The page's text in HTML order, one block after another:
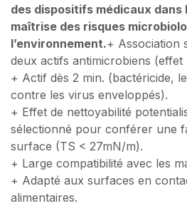
des dispositifs médicaux dans
maîtrise des risques
l’environnement.+ Association
deux actifs antimicrobiens (effet
+ Actif dès 2 min. (bactéricide,
contre les virus enveloppés).
+ Effet de nettoyabilité
sélectionné pour conférer une
surface (TS < 27mN/m).
+ Large compatibilité avec les
+ Adapté aux surfaces en
alimentaires.